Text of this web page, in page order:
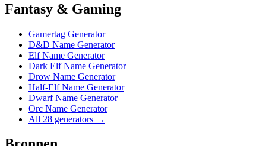
Fantasy & Gaming
Gamertag Generator
D&D Name Generator
Elf Name Generator
Dark Elf Name Generator
Drow Name Generator
Half-Elf Name Generator
Dwarf Name Generator
Orc Name Generator
All 28 generators →